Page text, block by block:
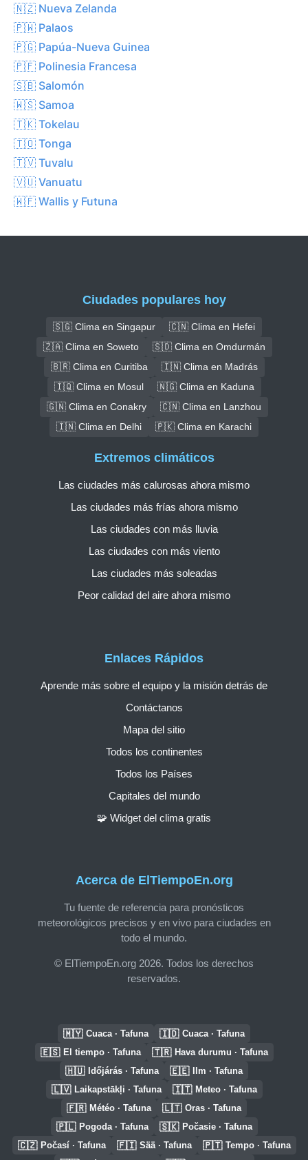
🇳🇿 Nueva Zelanda
🇵🇼 Palaos
🇵🇬 Papúa-Nueva Guinea
🇵🇫 Polinesia Francesa
🇸🇧 Salomón
🇼🇸 Samoa
🇹🇰 Tokelau
🇹🇴 Tonga
🇹🇻 Tuvalu
🇻🇺 Vanuatu
🇼🇫 Wallis y Futuna
Ciudades populares hoy
🇸🇬 Clima en Singapur
🇨🇳 Clima en Hefei
🇿🇦 Clima en Soweto
🇸🇩 Clima en Omdurmán
🇧🇷 Clima en Curitiba
🇮🇳 Clima en Madrás
🇮🇶 Clima en Mosul
🇳🇬 Clima en Kaduna
🇬🇳 Clima en Conakry
🇨🇳 Clima en Lanzhou
🇮🇳 Clima en Delhi
🇵🇰 Clima en Karachi
Acerca de ElTiempoEn.org
Tu fuente de referencia para pronósticos
meteorológicos precisos y en vivo para ciudades en
todo el mundo.
© ElTiempoEn.org 2026. Todos los derechos
reservados.
Enlaces Rápidos
Aprende más sobre el equipo y la misión detrás de
Contáctanos
Mapa del sitio
Todos los continentes
Todos los Países
Capitales del mundo
🧩 Widget del clima gratis
Extremos climáticos
Las ciudades más calurosas ahora mismo
Las ciudades más frías ahora mismo
Las ciudades con más lluvia
Las ciudades con más viento
Las ciudades más soleadas
Peor calidad del aire ahora mismo
🇲🇾 Cuaca · Tafuna 🇮🇩 Cuaca · Tafuna
🇪🇸 El tiempo · Tafuna 🇹🇷 Hava durumu · Tafuna
🇭🇺 Időjárás · Tafuna 🇪🇪 Ilm · Tafuna
🇱🇻 Laikapstākļi · Tafuna 🇮🇹 Meteo · Tafuna
🇫🇷 Météo · Tafuna 🇱🇹 Oras · Tafuna
🇵🇱 Pogoda · Tafuna 🇸🇰 Počasie · Tafuna
🇨🇿 Počasí · Tafuna 🇫🇮 Sää · Tafuna 🇵🇹 Tempo · Tafuna